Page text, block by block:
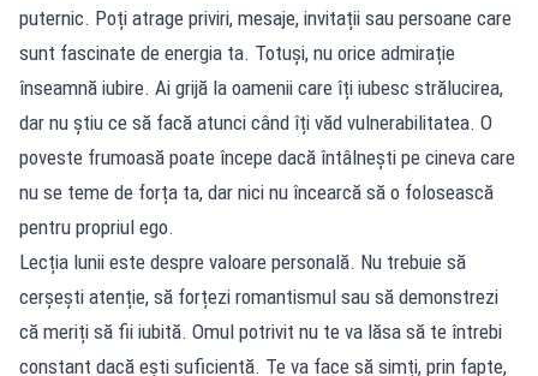
puternic. Poți atrage priviri, mesaje, invitații sau persoane care
sunt fascinate de energia ta. Totuși, nu orice admirație
înseamnă iubire. Ai grijă la oamenii care îți iubesc strălucirea,
dar nu știu ce să facă atunci când îți văd vulnerabilitatea. O
poveste frumoasă poate începe dacă întâlnești pe cineva care
nu se teme de forța ta, dar nici nu încearcă să o folosească
pentru propriul ego.
Lecția lunii este despre valoare personală. Nu trebuie să
cerșești atenție, să forțezi romantismul sau să demonstrezi
că meriți să fii iubită. Omul potrivit nu te va lăsa să te întrebi
constant dacă ești suficientă. Te va face să simți, prin fapte,